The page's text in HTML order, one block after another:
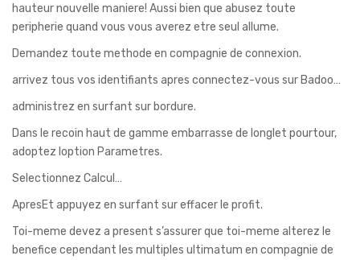
hauteur nouvelle maniere! Aussi bien que abusez toute
peripherie quand vous vous averez etre seul allume.
Demandez toute methode en compagnie de connexion.
arrivez tous vos identifiants apres connectez-vous sur Badoo…
administrez en surfant sur bordure.
Dans le recoin haut de gamme embarrasse de longlet pourtour,
adoptez loption Parametres.
Selectionnez Calcul…
ApresEt appuyez en surfant sur effacer le profit.
Toi-meme devez a present s’assurer que toi-meme alterez le
benefice cependant les multiples ultimatum en compagnie de